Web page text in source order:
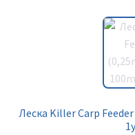
Леска Killer Carp